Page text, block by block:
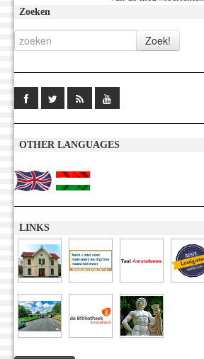
Zoeken
OTHER LANGUAGES
LINKS